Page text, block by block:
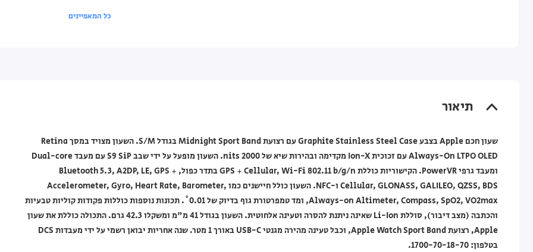
כל המאפיינים
תיאור
שעון חכם Apple בצבע Graphite Stainless Steel Case עם רצועת Midnight Sport Band בגודל S/M. השעון מצויד במסך Retina
Always-On LTPO OLED עם זכוכית Ion-X מקדימה ובהירות שיא של 2000 nits. השעון מופעל על ידי שבב S9 SiP עם מעבד Dual-core
ומעבד גרפי PowerVR. הקישוריות כוללת GPS + Cellular, Wi-Fi 802.11 b/g/n בתדר כפול, Bluetooth 5.3, A2DP, LE, GPS +
Cellular, GLONASS, GALILEO, QZSS, BDS ו-NFC. השעון כולל חיישנים כמו Accelerometer, Gyro, Heart Rate, Barometer,
Always-on Altimeter, Compass, SpO2, VO2max, ומד טמפרטורת גוף בדיוק של 0.01˚. תכונות נוספות כוללות פקודות קוליות טבעיות
והכתבה (מצב דיבור), סוללת Li-Ion שאינה ניתנת להסרה וטעינה אלחוטית. השעון בגודל 41 מ"מ ומשקלו 42.3 גרם. התכולה כוללת את שעון
Apple, רצועת Apple Watch Sport Band, וכבל טעינה מהירה מגנטי USB-C באורך 1 מטר. שנה אחריות יבואן רשמי על ידי מעבדות DCS
בטלפון: 1700-70-18-70.